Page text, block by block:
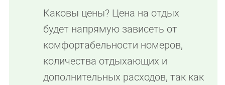
Каковы цены? Цена на отдых
будет напрямую зависеть от
комфортабельности номеров,
количества отдыхающих и
дополнительных расходов, так как